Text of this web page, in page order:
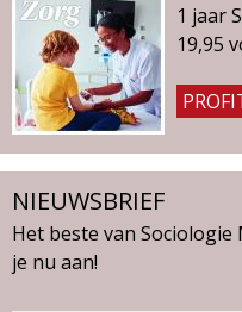
1 jaar
19,95
NIEUWSBRIEF
Het beste van Sociologie
je nu aan!